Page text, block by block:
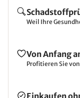
Weil Ihre
Von Anfang
Profitieren Sie
Einkaufen